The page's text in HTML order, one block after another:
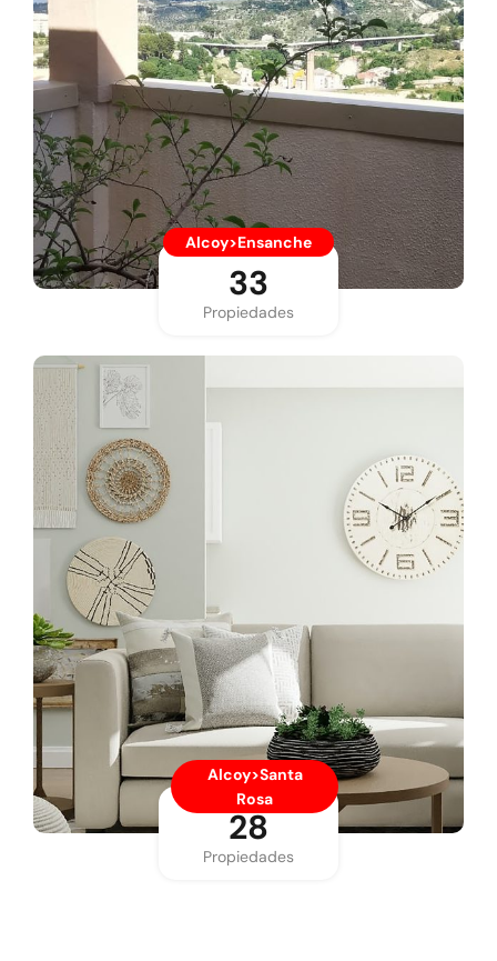
Alcoy>Ensanche
33
Propiedades
Alcoy>Santa
Rosa
28
Propiedades